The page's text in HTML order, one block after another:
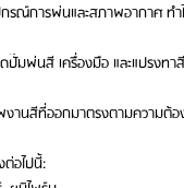
ณ์การพ่นและสภาพอากาศ ท
มพ่นสี เครื่องมือ และแปรงทา
งานสีที่ออกมาตรงตามความต้อ
อไปนี้: